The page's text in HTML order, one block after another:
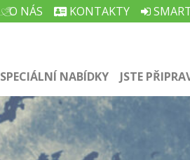
O NÁS KONTAKTY
SPECIÁLNÍ NABÍDKY JSTE